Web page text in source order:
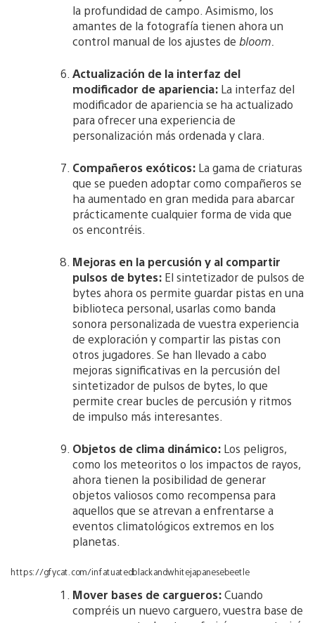
la profundidad de campo. Asimismo, los
amantes de la fotografía tienen ahora un
control manual de los ajustes de bloom.
Actualización de la interfaz del
modificador de apariencia: La interfaz del
modificador de apariencia se ha actualizado
para ofrecer una experiencia de
personalización más ordenada y clara.
Compañeros exóticos: La gama de criaturas
que se pueden adoptar como compañeros se
ha aumentado en gran medida para abarcar
prácticamente cualquier forma de vida que
os encontréis.
Mejoras en la percusión y al compartir
pulsos de bytes: El sintetizador de pulsos de
bytes ahora os permite guardar pistas en una
biblioteca personal, usarlas como banda
sonora personalizada de vuestra experiencia
de exploración y compartir las pistas con
otros jugadores. Se han llevado a cabo
mejoras significativas en la percusión del
sintetizador de pulsos de bytes, lo que
permite crear bucles de percusión y ritmos
de impulso más interesantes.
Objetos de clima dinámico: Los peligros,
como los meteoritos o los impactos de rayos,
ahora tienen la posibilidad de generar
objetos valiosos como recompensa para
aquellos que se atrevan a enfrentarse a
eventos climatológicos extremos en los
planetas.
https://gfycat.com/infatuatedblackandwhitejapanesebeetle
Mover bases de cargueros:Cuando
compréis un nuevo carguero, vuestra base de